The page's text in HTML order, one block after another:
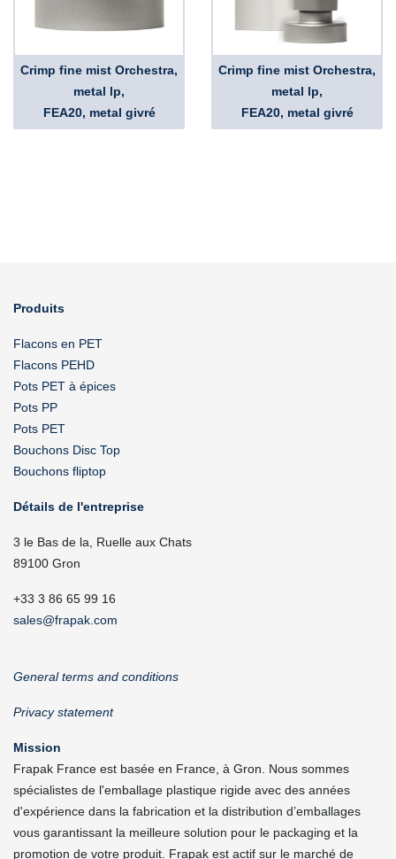
Crimp fine mist Orchestra,
metal lp,
FEA20, metal givré
Crimp fine mist Orchestra,
metal lp,
FEA20, metal givré
Produits
Flacons en PET
Flacons PEHD
Pots PET à épices
Pots PP
Pots PET
Bouchons Disc Top
Bouchons fliptop
Détails de l'entreprise
3 le Bas de la, Ruelle aux Chats
89100 Gron
+33 3 86 65 99 16
sales@frapak.com
General terms and conditions
Privacy statement
Mission
Frapak France est basée en France, à Gron. Nous sommes
spécialistes de l'emballage plastique rigide avec des années
d'expérience dans la fabrication et la distribution d’emballages
vous garantissant la meilleure solution pour le packaging et la
promotion de votre produit. Frapak est actif sur le marché de